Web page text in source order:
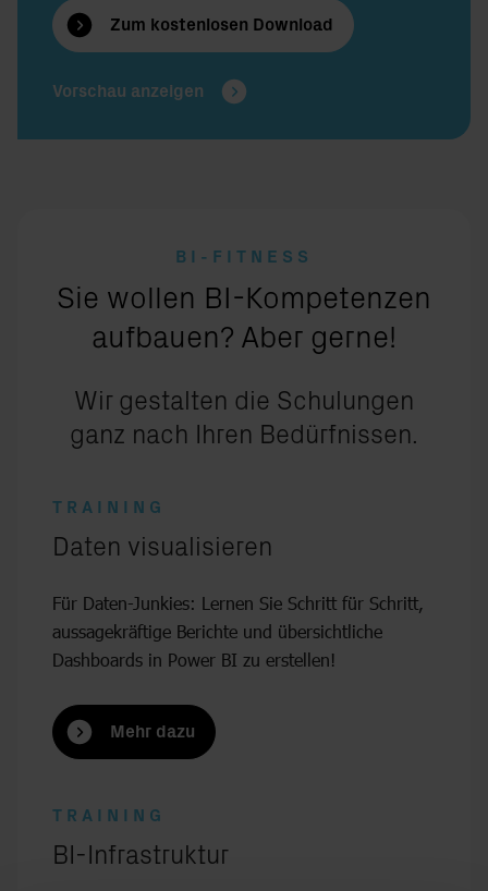
Zum kostenlosen Download
Vorschau anzeigen
BI-FITNESS
Sie wollen BI-Kompetenzen
aufbauen? Aber gerne!
Wir gestalten die Schulungen
ganz nach Ihren Bedürfnissen.
TRAINING
Daten visualisieren
Für Daten-Junkies: Lernen Sie Schritt für Schritt,
aussagekräftige Berichte und übersichtliche
Dashboards in Power BI zu erstellen!
Mehr dazu
TRAINING
:BI-Infrastruktur